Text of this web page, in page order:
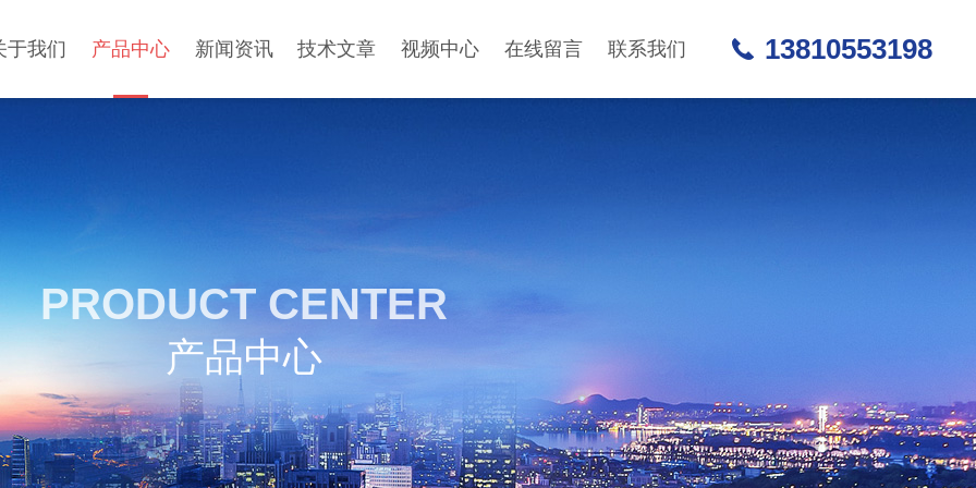
于我们 产品中心 新闻资讯 技术文章 视频中心 在线留言 联系我们 13810553198
PRODUCT CENTER
产品中心